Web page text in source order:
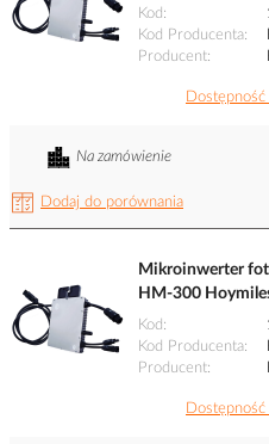
Kod
Kod Producenta
Producent
Dostępność
Dodaj do porównania
Na zamówienie
Mikroinwerter
HM-300
Kod
Kod Producenta
Producent
Dostępność